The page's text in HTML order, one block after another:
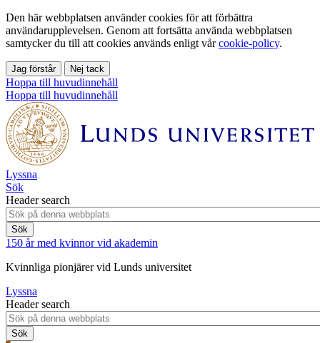
Den här webbplatsen använder cookies för att förbättra
användarupplevelsen. Genom att fortsätta använda webbplatsen
samtycker du till att cookies används enligt vårcookie-policy.
Jag förstår Nej tack
Hoppa till huvudinnehåll
Hoppa till huvudinnehåll
Lyssna
Sök
Header search
150 år med kvinnor vid akademin
Kvinnliga pionjärer vid Lunds universitet
Lyssna
Header search